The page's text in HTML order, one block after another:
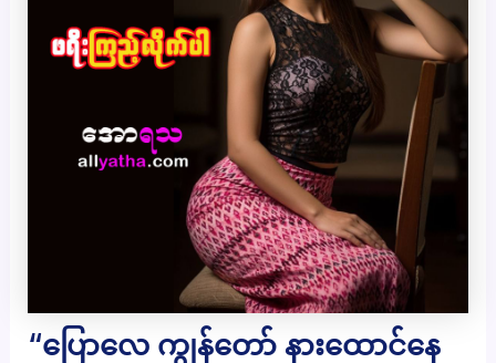
“ပြောလေ ကျွန်တော် နားထောင်နေ